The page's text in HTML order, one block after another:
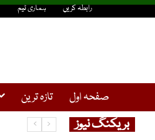
رابطہ کریں ہماری ٹیم
صفحہ اول تازہ ترین
بریکنگ نیوز